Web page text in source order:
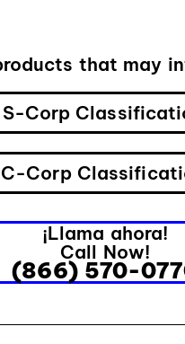
that may
S-Corp
C-Corp
¡Llama ahora!
Call Now!
(866) 570-